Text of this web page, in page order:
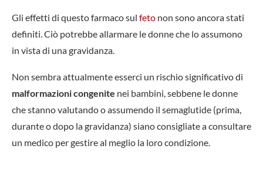
Gli effetti di questo farmaco sul feto non sono ancora stati
definiti. Ciò potrebbe allarmare le donne che lo assumono
in vista di una gravidanza.
Non sembra attualmente esserci un rischio significativo di
malformazioni congenite nei bambini, sebbene le donne
che stanno valutando o assumendo il semaglutide (prima,
durante o dopo la gravidanza) siano consigliate a consultare
un medico per gestire al meglio la loro condizione.